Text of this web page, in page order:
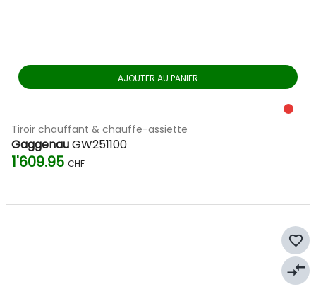
AJOUTER AU PANIER
Tiroir chauffant & chauffe-assiette
GaggenauGW251100
1'609.95 CHF
favorite_border
compare_arrows